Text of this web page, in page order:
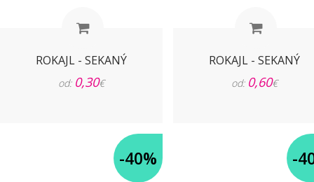
ROKAJL - SEKANÝ
od: 0,30€
ROKAJL - SEKANÝ
od: 0,60€
-40% -